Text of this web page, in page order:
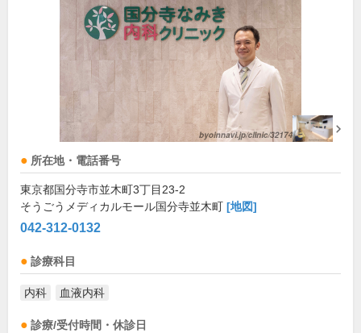
所在地・電話番号
東京都国分寺市並木町3丁目23-2
そうごうメディカルモール国分寺並木町 [地図]
042-312-0132
診療科目
内科 血液内科
診療/受付時間・休診日